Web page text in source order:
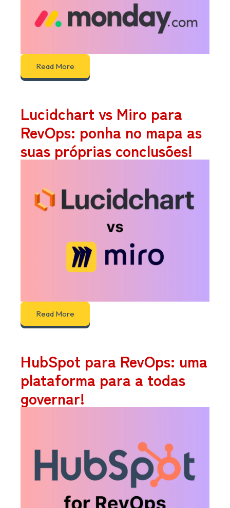
Read More
Lucidchart vs Miro para
RevOps: ponha no mapa as
suas próprias conclusões!
Read More
HubSpot para RevOps: uma
plataforma para a todas
governar!